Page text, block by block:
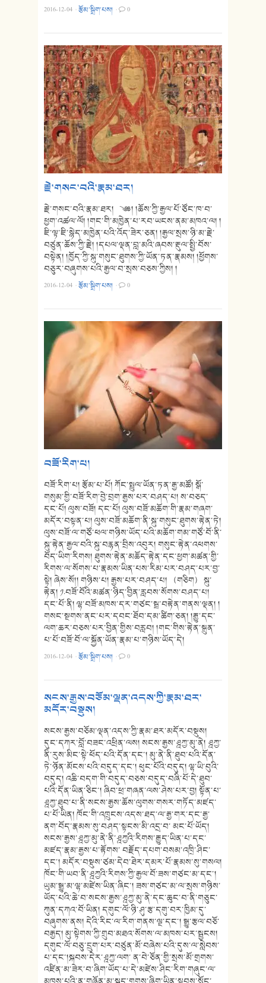
2016-12-04 ·རྩོམ་སྒྲིག་པས། · 0
རྗེ་གསང་བའི་རྣམ་ཐར།
རྗེ་གསང་བའི་རྣམ་ཐར། ༄༅། །ཆོས་ཀྱི་རྒྱལ་པོ་ཙོང་ཁ་བ་
ཕྱག་འཚལ་ལོ། །གང་གི་མཁྱེན་པ་རབ་ཡངས་ནམ་མཁའ་ལ། །
ཇི་ལྟ་ཇི་སྙེད་མཁྱེན་པའི་འོད་ཟེར་ཅན། །རྒྱལ་སྲས་ཉི་མ་རྗེ་
བཙུན་ཆོས་ཀྱི་རྗེ། །དཔལ་ལྡན་བླ་མའི་ཞབས་རྡུལ་སྤྱི་བོས་
བསྟེན། །ཁྱོད་ཀྱི་སྐུ་གསུང་ཐུགས་ཀྱི་ཡོན་ཏན་རྣམས། །ཕྱོགས་
བཅུར་བཞུགས་པའི་རྒྱལ་བ་སྲས་བཅས་ཀྱིས། །
2016-12-04 ·རྩོམ་སྒྲིག་པས། · 0
བཟོ་རིག་པ།
བཟོ་རིག་པ། རྩོམ་པ་པོ། ཀོང་སྤྲུལ་ཡོན་ཏན་རྒྱ་མཚོ། སྒོ་
གསུམ་གྱི་བཟོ་རིག་བྱེ་བྲག་རྒྱས་པར་བཤད་པ། ས་བཅད་
དང་པོ། ལུས་བཟོ། དང་པོ། ལུས་བཟོ་མཆོག་གི་རྣམ་གཞག་
མདོར་བསྟན་པ། ལུས་བཟོ་མཆོག་ནི་སྐུ་གསུང་ཐུགས་རྟེན་ཏེ།
ལུས་བཟོ་ལ་གཙོ་ཕལ་གཉིས་ཡོད་པའི་མཆོག་གམ་གཙོ་བོ་ནི་
སྐུ་རྟེན་རྒྱལ་བའི་སྐུ་བརྙན་བྲིས་འབུར། གསུང་རྟེན་འཕགས་
བོད་ཡིག་རིགས། ཐུགས་རྟེན་མཆོད་རྟེན་དང་ཕྱག་མཚན་གྱི་
རིགས་ལ་སོགས་པ་རྣམས་ཡིན་པས་རིམ་པར་བཤད་པར་བྱ་
སྟེ། ཞེས་སོ།། གཉིས་པ། རྒྱས་པར་བཤད་པ། （གཅིག） སྐུ་
རྟེན། ༡.བཟོ་བོའི་མཚན་ཉིད་བྱིན་རླབས་སོགས་བཤད་པ།
དང་པོ་ནི། ལྷ་བཟོ་མཁས་དར་གཙང་སྦྲ་བརྟེན་གནས་ལྡན། །
གསང་སྔགས་ནང་པར་དབང་ཐོབ་དམ་ཚིག་ཅན། །རྒྱུ་དང་
ལག་ཆར་བཅས་པར་བྱིན་གྱིས་བརླབ། །གང་གིས་རྟེན་སྐྲུན་
པ་པོ་བཟོ་བོ་ལ་སྐྱོན་ཡོན་རྣམ་པ་གཉིས་ཡོད་དེ།
2016-12-04 ·རྩོམ་སྒྲིག་པས། · 0
སངས་རྒྱས་བཅོམ་ལྡན་འདས་ཀྱི་རྣམ་ཐར་
མདོར་བསྡུས།
སངས་རྒྱས་བཅོམ་ལྡན་འདས་ཀྱི་རྣམ་ཐར་མདོར་བསྡུས།
དུང་དཀར་བློ་བཟང་འཕྲིན་ལས། སངས་རྒྱས་ཤྰཀྱ་མུ་ནེ། ཤྰཀྱ་
ནི་རུས་མིང་སྟེ་ཕོད་པའི་དོན་དང་། མུ་ནེ་ནི་ཐུབ་པའི་དོན་
ཏེ་ཉོན་མོངས་པའི་བདུད་དང་། ཕུང་པོའི་བདུད། ལྷ་ཡི་བུའི་
བདུད། འཆི་བདག་གི་བདུད་བཅས་བདུད་བཞི་པོ་དེ་ཐུབ་
པའི་དོན་ཡིན་ཅིང་། ཞིབ་ཕྲ་གཞན་ལས་ཤེས་པར་བྱ། སྟོན་པ་
ཤྰཀྱ་ཐུབ་པ་ནི་སངས་རྒྱས་ཆོས་ལུགས་གསར་གཏོད་མཛད་
པ་པོ་ཡིན། ཁོང་གི་འཁྲུངས་འདས་ཐད་ལ་རྒྱ་གར་དང་རྒྱ་
ནག་བོད་རྣམས་སུ་བཤད་སྟངས་མི་འདྲ་བ་ མང་པོ་ཡོད།
སངས་རྒྱས་ཤྰཀྱ་མུ་ནེ་ནི་ཤྰཀྱའི་རིགས་རྒྱུད་ཡིན་པ་དང་
མཛད་རྣམ་རྒྱས་པ་རྟོགས་ བརྗོད་དཔག་བསམ་འཁྲི་ཤིང་
དང་། མདོར་བསྡུས་ཙམ་དེབ་ཐེར་དམར་པོ་རྣམས་སུ་གསལ།
ཁོང་གི་ཡབ་ནི་ཤྰཀྱའི་རིགས་ཀྱི་རྒྱལ་བོ་ཟས་གཙང་མ་དང་།
ཡུམ་སྒྱུ་མ་ལྷ་མཛེས་ཡིན་ཞིང་། ཟས་གཙང་མ་ལ་སྲས་གཉིས་
ཡོད་པའི་ཆེ་བ་སངས་རྒྱས་ཤྰཀྱ་མུ་ནེ་དང་ཆུང་བ་ནི་གཅུང་
ཀུན་དཀའ་བོ་ཡིན། དགུང་ལོ་ཉི་ཤུ་རྩ་དགུ་བར་ཁྱིམ་དུ་
བཞུགས་ནས། དེའི་རིང་ལ་རིག་གནས་ལྔ་དང་། སྒྱུ་རྩལ་བཅོ་
བརྒྱད། མུ་སྟེགས་ཀྱི་གྲུབ་མཐའ་སོགས་ལ་མཁས་པར་སྦྱངས།
དགུང་ལོ་བཅུ་དྲུག་པར་བཙུན་མོ་བཞེས་པའི་དུས་ལ་སླེབས་
པ་དང་།སྐབས་དེར་ཤྰཀྱ་ལག་ ན་བེ་ཅོན་གྱི་སྲས་མོ་གྲགས་
འཛིན་མ་ཟེར་བ་ཞིག་ཡོད་པ་དེ་མཛེས་ཤིང་རིག་གཞུང་ལ་